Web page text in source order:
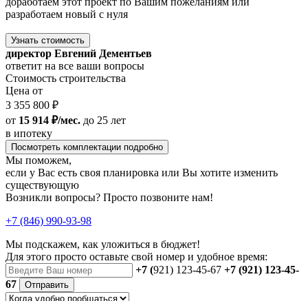
разработаем новый с нуля
Узнать стоимость
директор Евгений Дементьев
ответит на все ваши вопросы
Стоимость строительства
Цена от
3 355 800 ₽
от 15 914 ₽/мес. до 25 лет
в ипотеку
Посмотреть комплектации подробно
Мы поможем,
если у Вас есть своя планировка или Вы хотите изменить
существующую
Возникли вопросы? Просто позвоните нам!
+7 (846) 990-93-98
Мы подскажем, как уложиться в бюджет!
Для этого просто оставьте свой номер и удобное время:
+7 (921) 123-45-67 +7 (921) 123-45-
67
Отправить